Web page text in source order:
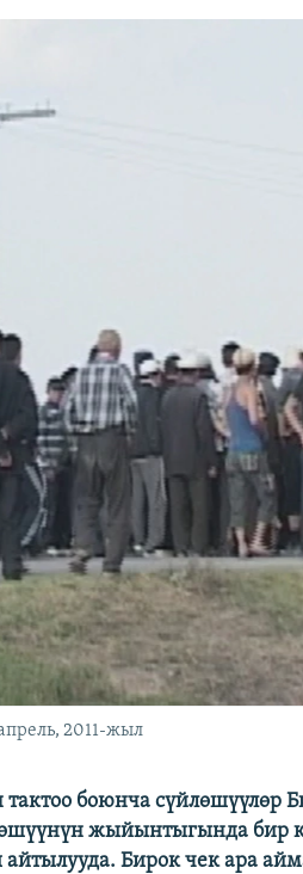
2011-жыл
боюнча сүйлөшүүлөр
жыйынтыгында бир
Бирок чек ара